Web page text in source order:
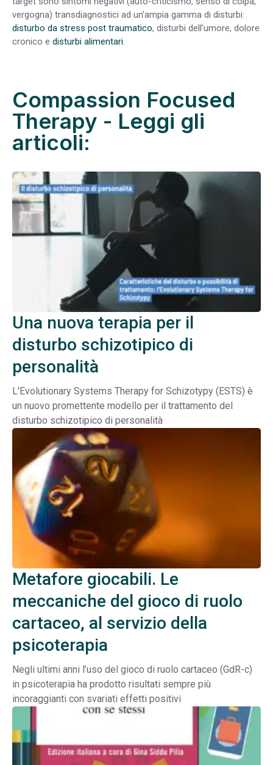
vergogna) transdiagnostici ad un’ampia gamma di disturbi:
disturbo da stress post traumatico, disturbi dell’umore, dolore
cronico e disturbi alimentari.
Compassion Focused
Therapy - Leggi gli
articoli:
Una nuova terapia per il
disturbo schizotipico di
personalità
L'Evolutionary Systems Therapy for Schizotypy (ESTS) è
un nuovo promettente modello per il trattamento del
disturbo schizotipico di personalità
Metafore giocabili. Le
meccaniche del gioco di ruolo
cartaceo, al servizio della
psicoterapia
Negli ultimi anni l’uso del gioco di ruolo cartaceo (GdR-c)
in psicoterapia ha prodotto risultati sempre più
incoraggianti con svariati effetti positivi